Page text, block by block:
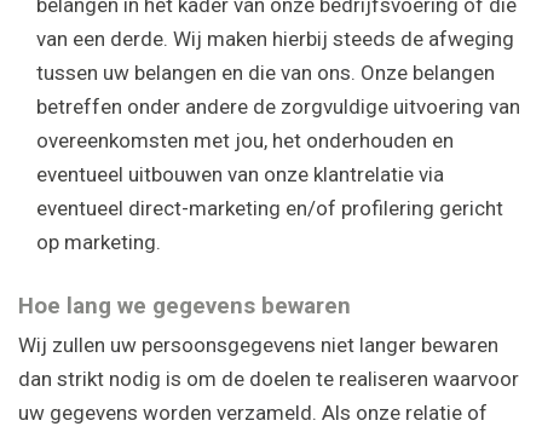
belangen in het kader van onze bedrijfsvoering of die
van een derde. Wij maken hierbij steeds de afweging
tussen uw belangen en die van ons. Onze belangen
betreffen onder andere de zorgvuldige uitvoering van
overeenkomsten met jou, het onderhouden en
eventueel uitbouwen van onze klantrelatie via
eventueel direct-marketing en/of profilering gericht
op marketing.
Hoe lang we gegevens bewaren
Wij zullen uw persoonsgegevens niet langer bewaren
dan strikt nodig is om de doelen te realiseren waarvoor
uw gegevens worden verzameld. Als onze relatie of